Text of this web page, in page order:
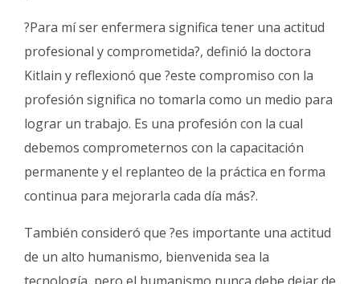
?Para mí ser enfermera significa tener una actitud
profesional y comprometida?, definió la doctora
Kitlain y reflexionó que ?este compromiso con la
profesión significa no tomarla como un medio para
lograr un trabajo. Es una profesión con la cual
debemos comprometernos con la capacitación
permanente y el replanteo de la práctica en forma
continua para mejorarla cada día más?.
También consideró que ?es importante una actitud
de un alto humanismo, bienvenida sea la